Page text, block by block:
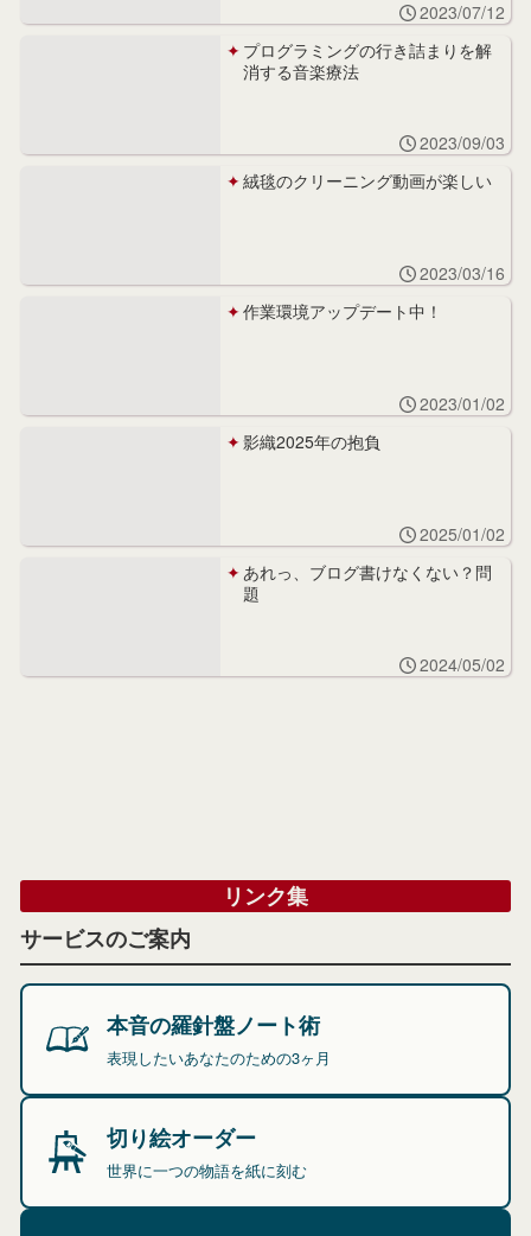
2023/07/12
プログラミングの行き詰まりを解
消する音楽療法
2023/09/03
絨毯のクリーニング動画が楽しい
2023/03/16
作業環境アップデート中！
2023/01/02
影織2025年の抱負
2025/01/02
あれっ、ブログ書けなくない？問
題
2024/05/02
リンク集
サービスのご案内
本音の羅針盤ノート術
表現したいあなたのための3ヶ月
切り絵オーダー
世界に一つの物語を紙に刻む